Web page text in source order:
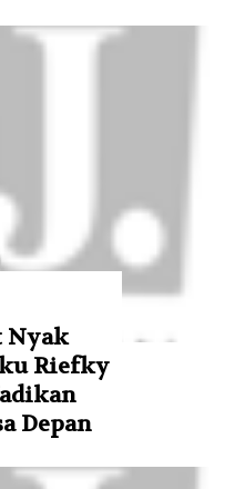
Nyak
Riefky
Depan